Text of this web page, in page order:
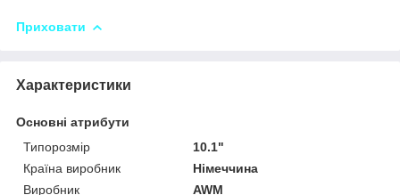
Приховати
Характеристики
Основні атрибути
Типорозмір
10.1"
Країна виробник
Німеччина
Виробник
AWM